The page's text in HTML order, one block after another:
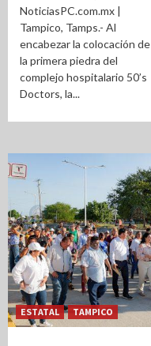
NoticiasPC.com.mx |
Tampico, Tamps.- Al
encabezar la colocación de
la primera piedra del
complejo hospitalario 50’s
Doctors, la...
ESTATAL TAMPICO